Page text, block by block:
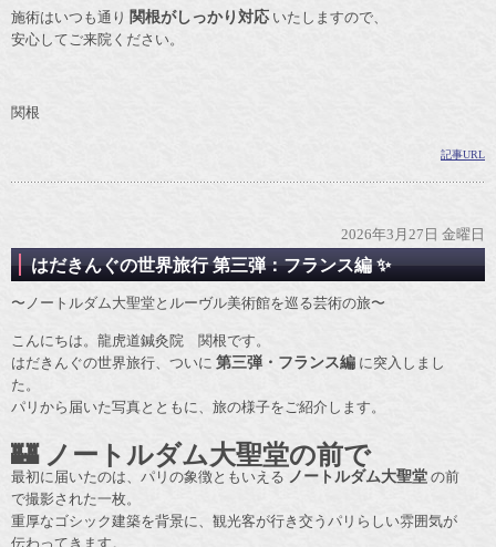
施術はいつも通り 関根がしっかり対応 いたしますので、
安心してご来院ください。
関根
記事URL
2026年3月27日 金曜日
はだきんぐの世界旅行 第三弾：フランス編 ✨
〜ノートルダム大聖堂とルーヴル美術館を巡る芸術の旅〜
こんにちは。龍虎道鍼灸院 関根です。
はだきんぐの世界旅行、ついに 第三弾・フランス編 に突入しまし
た。
パリから届いた写真とともに、旅の様子をご紹介します。
🏰 ノートルダム大聖堂の前で
最初に届いたのは、パリの象徴ともいえる ノートルダム大聖堂 の前
で撮影された一枚。
重厚なゴシック建築を背景に、観光客が行き交うパリらしい雰囲気が
伝わってきます。